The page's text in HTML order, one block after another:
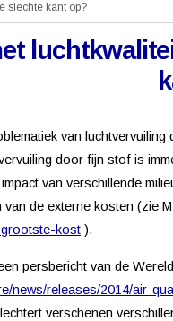
slechte kant op?
van
door fijn stof is
van verschillende
van de externe kosten (zie
kost ).
persbericht van de
news/releases/2014/air-
verschenen